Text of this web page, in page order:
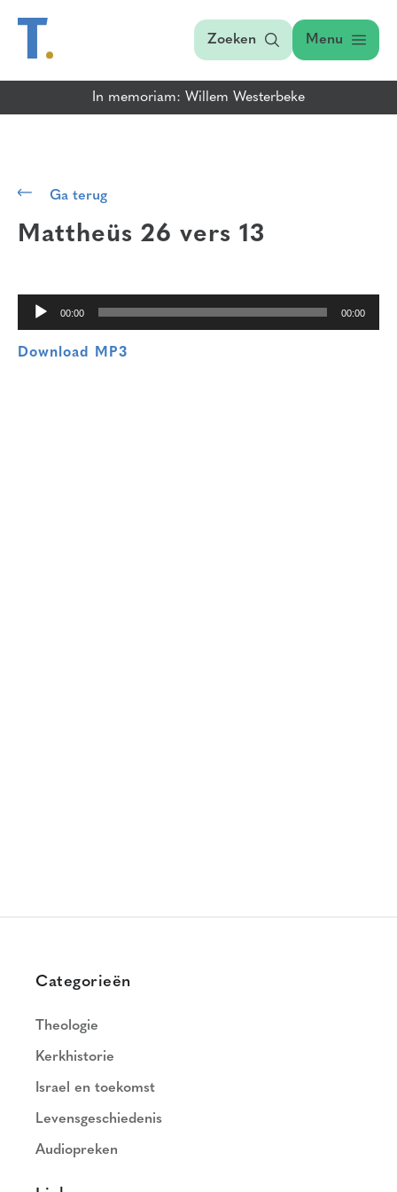
Zoeken Menu
In memoriam: Willem Westerbeke
Ga terug
Mattheüs 26 vers 13
00:00 00:00
Download MP3
Categorieën
Theologie
Kerkhistorie
Israel en toekomst
Levensgeschiedenis
Audiopreken